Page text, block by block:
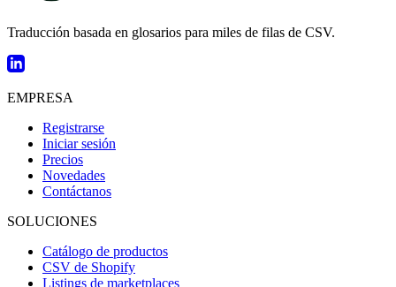
Traducción basada en glosarios para miles de filas de CSV.
EMPRESA
Registrarse
Iniciar sesión
Precios
Novedades
Contáctanos
SOLUCIONES
Catálogo de productos
CSV de Shopify
Listings de marketplaces